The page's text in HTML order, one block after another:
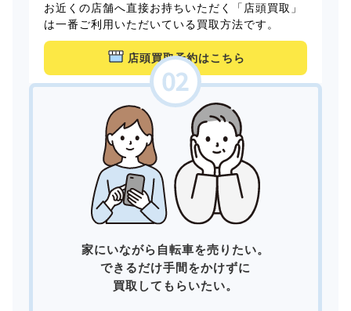
お近くの店舗へ直接お持ちいただく「店頭買取」
は一番ご利用いただいている買取方法です。
店頭買取予約はこちら
家にいながら自転車を売りたい。
できるだけ手間をかけずに
買取してもらいたい。